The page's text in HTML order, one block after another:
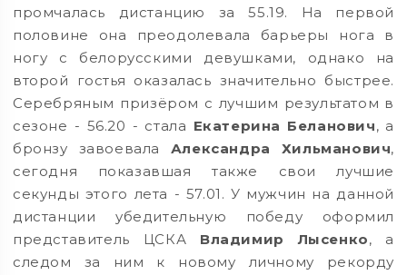
промчалась дистанцию за 55.19. На первой
половине она преодолевала барьеры нога в
ногу с белорусскими девушками, однако на
второй гостья оказалась значительно быстрее.
Серебряным призёром с лучшим результатом в
сезоне - 56.20 - стала Екатерина Беланович, а
бронзу завоевала
Александра Хильманович,
сегодня показавшая также свои лучшие
секунды этого лета - 57.01. У мужчин на данной
дистанции убедительную победу оформил
представитель ЦСКА Владимир Лысенко, а
следом за ним к новому личному рекорду